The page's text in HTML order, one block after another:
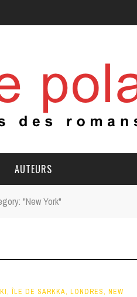
AUTEURS
"New York"
, ÎLE DE SARKKA, LONDRES, NEW